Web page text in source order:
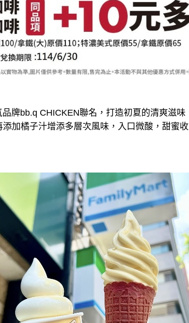
牌bb.q CHICKEN聯名，打造初夏的清爽滋
加橘子汁增添多層次風味，入口微酸，甜蜜